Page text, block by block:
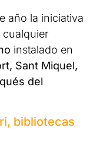
año la iniciativa
cualquier
instalado en
Sant Miquel,
del
bibliotecas